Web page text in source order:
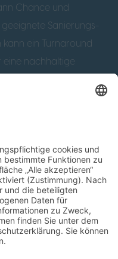
Chance und
Sanierungs-
ein Turnaround
eine nachhaltige
wir Sie gerne.